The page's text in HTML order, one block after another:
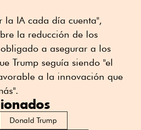
la IA cada día cuenta",
la reducción de los
a asegurar a los
Trump seguía siendo "el
a la innovación que
Donald Trump